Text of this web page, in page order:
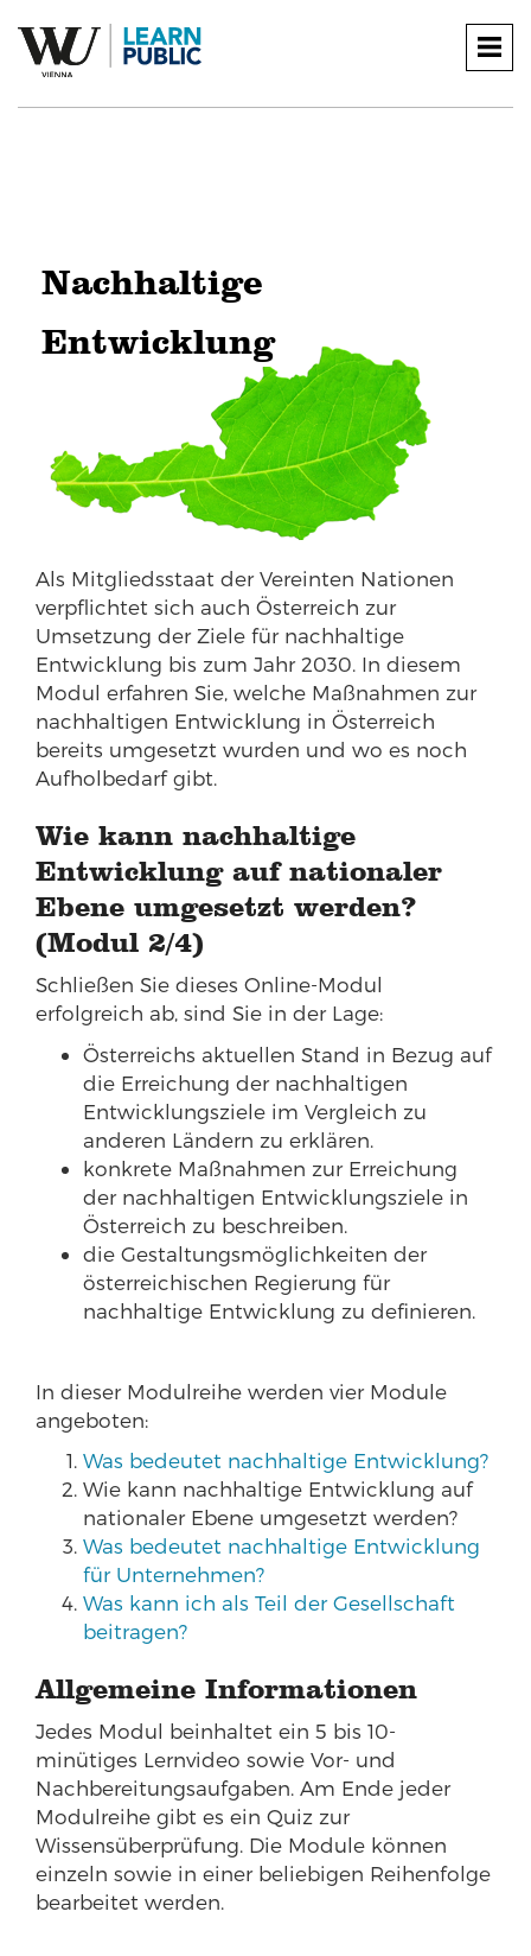
Nachhaltige
Entwicklung
Als Mitgliedsstaat der Vereinten Nationen
verpflichtet sich auch Österreich zur
Umsetzung der Ziele für nachhaltige
Entwicklung bis zum Jahr 2030. In diesem
Modul erfahren Sie, welche Maßnahmen zur
nachhaltigen Entwicklung in Österreich
bereits umgesetzt wurden und wo es noch
Aufholbedarf gibt.
Wie kann nachhaltige
Entwicklung auf nationaler
Ebene umgesetzt werden?
(Modul 2/4)
Schließen Sie dieses Online-Modul
erfolgreich ab, sind Sie in der Lage:
Österreichs aktuellen Stand in Bezug auf
die Erreichung der nachhaltigen
Entwicklungsziele im Vergleich zu
anderen Ländern zu erklären.
konkrete Maßnahmen zur Erreichung
der nachhaltigen Entwicklungsziele in
Österreich zu beschreiben.
die Gestaltungsmöglichkeiten der
österreichischen Regierung für
nachhaltige Entwicklung zu definieren.
In dieser Modulreihe werden vier Module
angeboten:
Was bedeutet nachhaltige Entwicklung?
Wie kann nachhaltige Entwicklung auf
nationaler Ebene umgesetzt werden?
Was bedeutet nachhaltige Entwicklung
für Unternehmen?
Was kann ich als Teil der Gesellschaft
beitragen?
Allgemeine Informationen
Jedes Modul beinhaltet ein 5 bis 10-
minütiges Lernvideo sowie Vor- und
Nachbereitungsaufgaben. Am Ende jeder
Modulreihe gibt es ein Quiz zur
Wissensüberprüfung. Die Module können
einzeln sowie in einer beliebigen Reihenfolge
bearbeitet werden.